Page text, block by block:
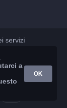
servizi
a
OK